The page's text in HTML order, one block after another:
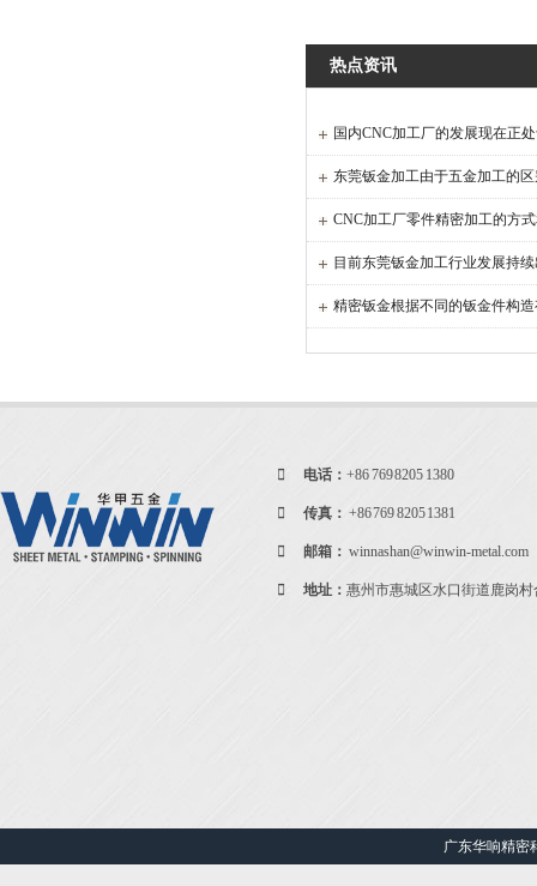
热点资讯
国内CNC加工厂的发展现在正
东莞钣金加工由于五金加工的
CNC加工厂零件精密加工的方
目前东莞钣金加工行业发展持
精密钣金根据不同的钣金件构
电话： +86 769 8205 1380
传真： +86 769 8205 1381
邮箱： winnashan@winwin-metal.com
地址： 惠州市惠城区水口街道鹿岗
广东华响精密